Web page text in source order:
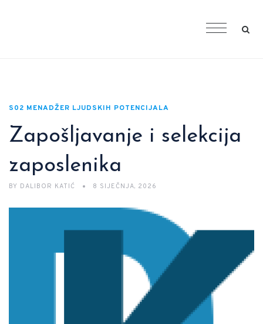
S02 MENADŽER LJUDSKIH POTENCIJALA
Zapošljavanje i selekcija
zaposlenika
BY DALIBOR KATIĆ 8 SIJEČNJA, 2026